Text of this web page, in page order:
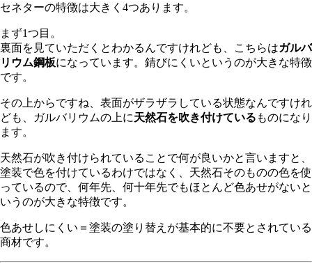
セネターの特徴は大きく4つあります。
まず1つ目。
裏面を見ていただくとわかるんですけれども、こちらはガルバ
リウム鋼板になっています。錆びにくいというのが大きな特徴
です。
その上からですね、表面がザラザラしている状態なんですけれ
ども、ガルバリウムの上に天然石を吹き付けている ものになり
ます。
天然石が吹き付けられていることで何が良いかと言いますと、
塗装で色を付けているわけではなく、天然石そのものの色を使
っているので、何年先、何十年先でもほとんど色あせがないと
いうのが大きな特徴です。
色あせしにくい＝塗装の塗り替えが基本的に不要とされている
商材です。